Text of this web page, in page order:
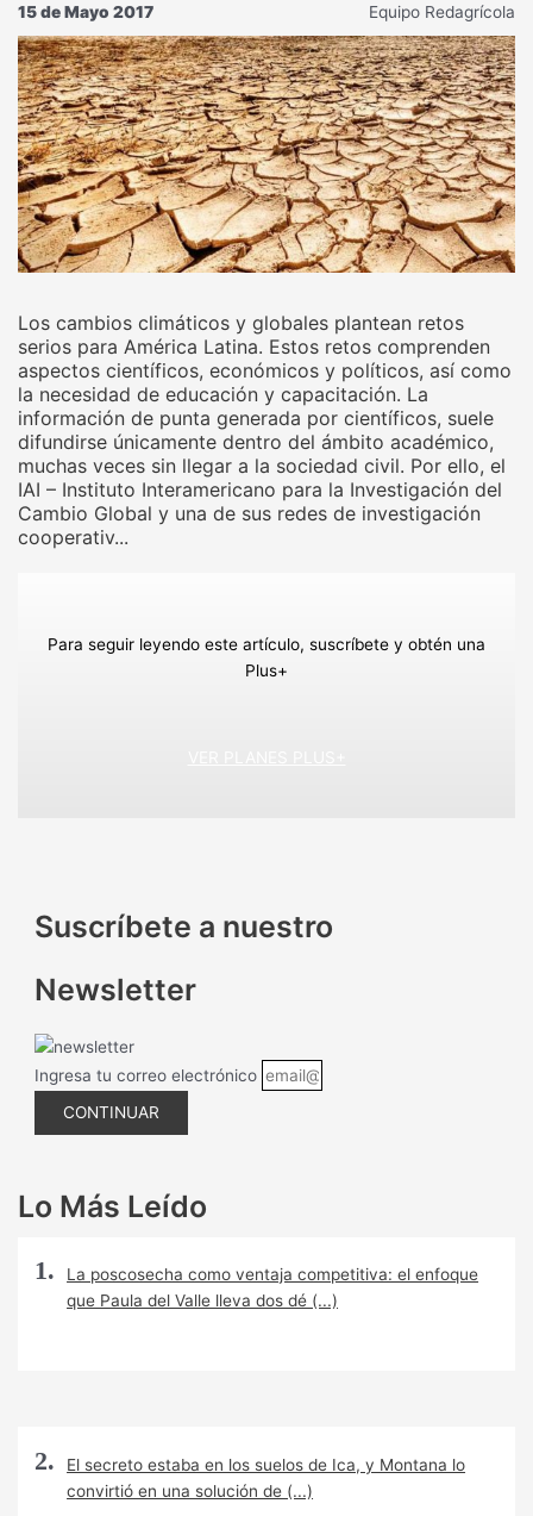
15 de Mayo 2017 Equipo Redagrícola
Los cambios climáticos y globales plantean retos
serios para América Latina. Estos retos comprenden
aspectos científicos, económicos y políticos, así como
la necesidad de educación y capacitación. La
información de punta generada por científicos, suele
difundirse únicamente dentro del ámbito académico,
muchas veces sin llegar a la sociedad civil. Por ello, el
IAI – Instituto Interamericano para la Investigación del
Cambio Global y una de sus redes de investigación
cooperativ...
Para seguir leyendo este artículo, suscríbete y obtén una
Plus+
Suscríbete a nuestro
Newsletter
Ingresa tu correo electrónico
CONTINUAR
Lo Más Leído
La poscosecha como ventaja competitiva: el enfoque
que Paula del Valle lleva dos dé (...)
El secreto estaba en los suelos de Ica, y Montana lo
convirtió en una solución de (...)